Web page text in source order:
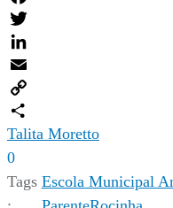
Facebook
Twitter
LinkedIn
Email
Copy
Link
Compartilhar
Talita Moretto
0
Tags Escola Municipal